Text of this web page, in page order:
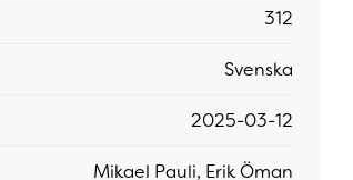
312
Svenska
2025-03-12
Mikael Pauli, Erik Öman